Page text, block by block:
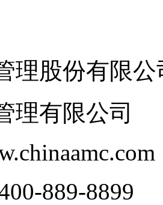
理股份有限公
理有限公司
889-8899